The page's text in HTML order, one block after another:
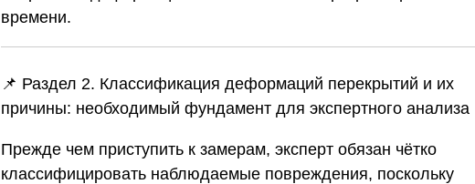
времени.
📌 Раздел 2. Классификация деформаций перекрытий и их
причины: необходимый фундамент для экспертного анализа
Прежде чем приступить к замерам, эксперт обязан чётко
классифицировать наблюдаемые повреждения, поскольку